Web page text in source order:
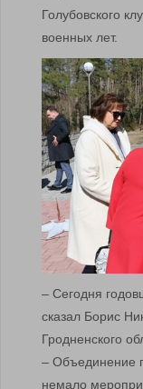
Голубовского
военных лет.
– Сегодня
сказал Борис
Гродненского
– Объединение
немало